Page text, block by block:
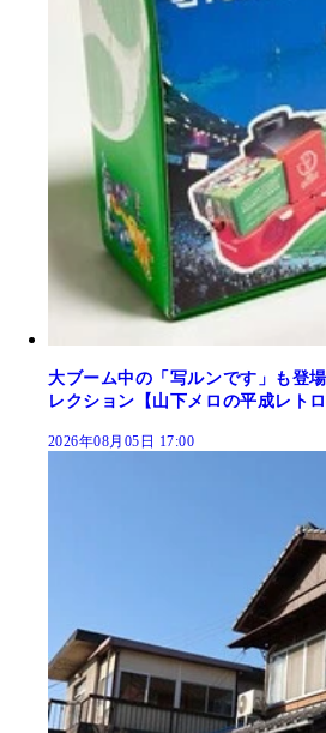
大ブーム中の「写ルンです」も登
レクション【山下メロの平成レトロ
2026年08月05日 17:00